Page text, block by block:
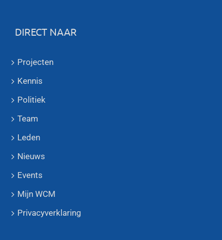
DIRECT NAAR
Projecten
Kennis
Politiek
Team
Leden
Nieuws
Events
Mijn WCM
Privacyverklaring